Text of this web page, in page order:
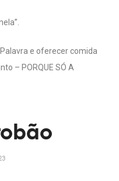
e oferecer comida
– PORQUE SÓ A